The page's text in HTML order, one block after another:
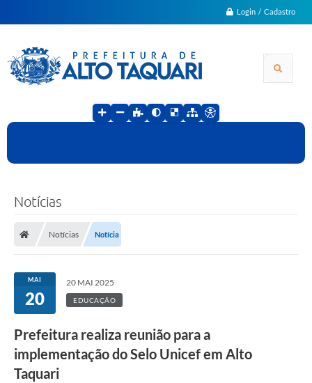
Login / Cadastro
Notícias
Notícias Notícia
MAI
20
20 MAI 2025
EDUCAÇÃO
Prefeitura realiza reunião para a
implementação do Selo Unicef em Alto
Taquari